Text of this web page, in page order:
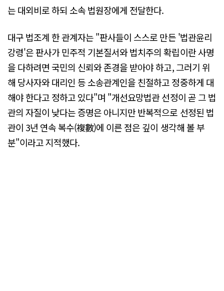
는 대외비로 하되 소속 법원장에게 전달한다.
대구 법조계 한 관계자는 "판사들이 스스로 만든 '법관윤리
강령'은 판사가 민주적 기본질서와 법치주의 확립이란 사명
을 다하려면 국민의 신뢰와 존경을 받아야 하고, 그러기 위
해 당사자와 대리인 등 소송관계인을 친절하고 정중하게 대
해야 한다고 정하고 있다"며 "개선요망법관 선정이 곧 그 법
관의 자질이 낮다는 증명은 아니지만 반복적으로 선정된 법
관이 3년 연속 복수(複數)에 이른 점은 깊이 생각해 볼 부
분"이라고 지적했다.